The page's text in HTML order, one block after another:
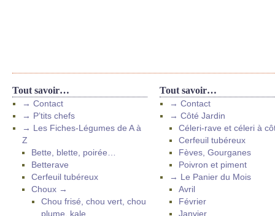
Tout savoir…
→ Contact
→ P’tits chefs
→ Les Fiches-Légumes de A à
Z
Bette, blette, poirée…
Betterave
Cerfeuil tubéreux
Choux →
Chou frisé, chou vert, chou
plume, kale
Tout savoir…
→ Contact
→ Côté Jardin
Céleri-rave et céleri à
Cerfeuil tubéreux
Fèves, Gourganes
Poivron et piment
→ Le Panier du Mois
Avril
Février
Janvier